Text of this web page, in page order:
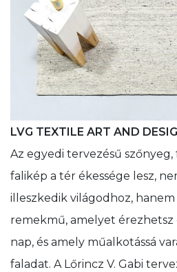
LVG TEXTILE ART AND
Az egyedi tervezésű
falikép a tér ékessége lesz,
illeszkedik világodhoz,
remekmű, amelyet érezhetsz
nap, és amely műalkotássá
faladat. A Lőrincz V. Gabi